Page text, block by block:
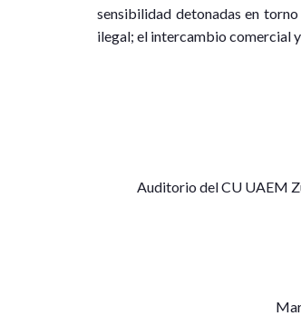
sensibilidad detonadas en
ilegal; el intercambio comercial
Auditorio del CU UAEM